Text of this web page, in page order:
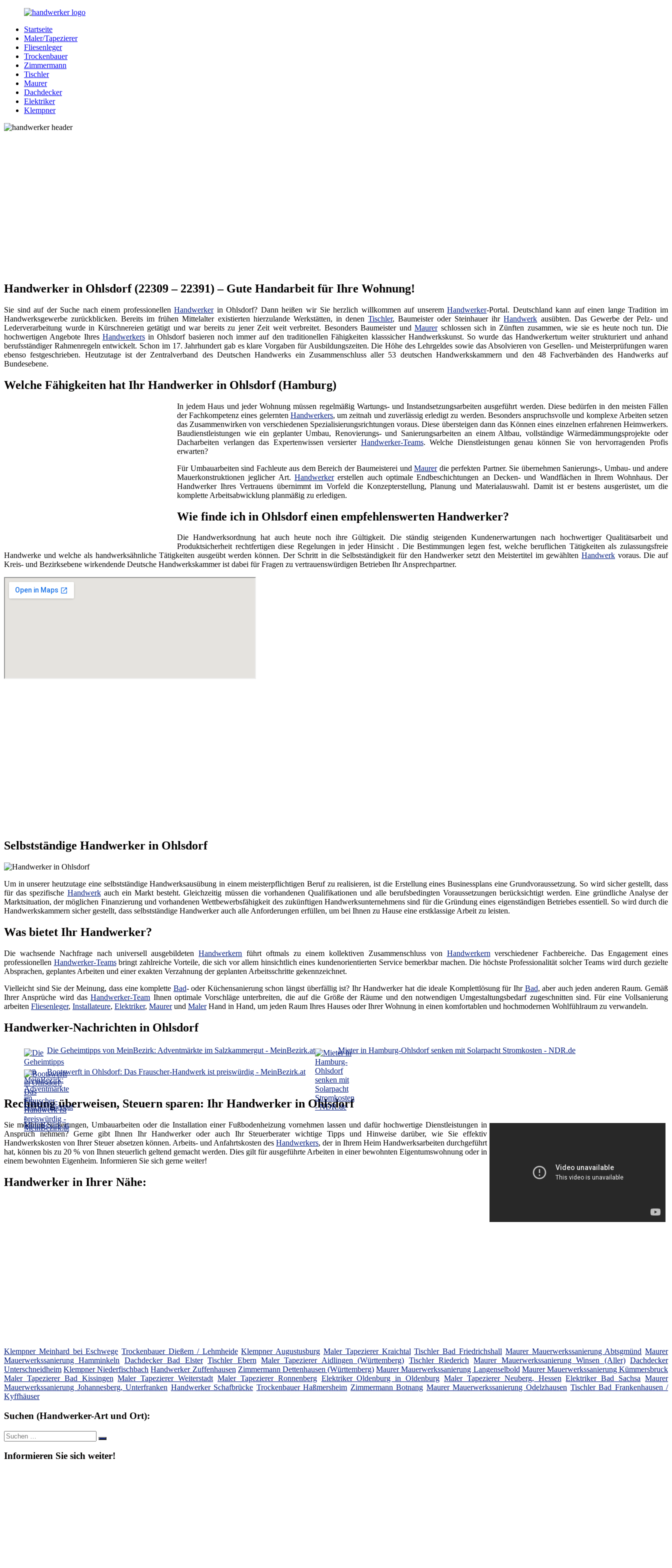
Zurück
Inhalt
Bessere-
Handwerker.de
Handwerker
Ihrer
Nähe
Startseite
Maler/Tapezierer
Fliesenleger
Trockenbauer
Zimmermann
Tischler
Maurer
Dachdecker
Elektriker
Klempner
Handwerker in Ohlsdorf (22309 – 22391) – Gute Handarbeit für Ihre Wohnung!
Sie sind auf der Suche nach einem professionellenHandwerkerin Ohlsdorf? Dann heißen wir Sie herzlich willkommen auf unseremHandwerker-Portal. Deutschland kann auf einen lange Tradition im
Handwerksgewerbe zurückblicken. Bereits im frühen Mittelalter existierten hierzulande Werkstätten, in denen Tischler, Baumeister oder Steinhauer ihrHandwerk ausübten. Das Gewerbe der Pelz- und
Lederverarbeitung wurde in Kürschnereien getätigt und war bereits zu jener Zeit weit verbreitet. Besonders Baumeister und Maurerschlossen sich in Zünften zusammen, wie sie es heute noch tun. Die
hochwertigen Angebote Ihres Handwerkersin Ohlsdorf basieren noch immer auf den traditionellen Fähigkeiten klasssicher Handwerkskunst. So wurde das Handwerkertum weiter strukturiert und anhand
berufsständiger Rahmenregeln entwickelt. Schon im 17. Jahrhundert gab es klare Vorgaben für Ausbildungszeiten. Die Höhe des Lehrgeldes sowie das Absolvieren von Gesellen- und Meisterprüfungen waren
ebenso festgeschrieben. Heutzutage ist der Zentralverband des Deutschen Handwerks ein Zusammenschluss aller 53 deutschen Handwerkskammern und den 48 Fachverbänden des Handwerks auf
Bundesebene.
Welche Fähigkeiten hat Ihr Handwerker in Ohlsdorf (Hamburg)
In jedem Haus und jeder Wohnung müssen regelmäßig Wartungs- und Instandsetzungsarbeiten ausgeführt werden. Diese bedürfen in den meisten Fällen
der Fachkompetenz eines gelernten Handwerkers, um zeitnah und zuverlässig erledigt zu werden. Besonders anspruchsvolle und komplexe Arbeiten setzen
das Zusammenwirken von verschiedenen Spezialisierungsrichtungen voraus. Diese übersteigen dann das Können eines einzelnen erfahrenen Heimwerkers.
Baudienstleistungen wie ein geplanter Umbau, Renovierungs- und Sanierungsarbeiten an einem Altbau, vollständige Wärmedämmungsprojekte oder
Dacharbeiten verlangen das Expertenwissen versierter Handwerker-Teams. Welche Dienstleistungen genau können Sie von hervorragenden Profis
erwarten?
Für Umbauarbeiten sind Fachleute aus dem Bereich der Baumeisterei undMaurerdie perfekten Partner. Sie übernehmen Sanierungs-, Umbau- und andere
Mauerkonstruktionen jeglicher Art. Handwerkererstellen auch optimale Endbeschichtungen an Decken- und Wandflächen in Ihrem Wohnhaus. Der
Handwerker Ihres Vertrauens übernimmt im Vorfeld die Konzepterstellung, Planung und Materialauswahl. Damit ist er bestens ausgerüstet, um die
komplette Arbeitsabwicklung planmäßig zu erledigen.
Wie finde ich in Ohlsdorf einen empfehlenswerten Handwerker?
Die Handwerksordnung hat auch heute noch ihre Gültigkeit. Die ständig steigenden Kundenerwartungen nach hochwertiger Qualitätsarbeit und
Produktsicherheit rechtfertigen diese Regelungen in jeder Hinsicht . Die Bestimmungen legen fest, welche beruflichen Tätigkeiten als zulassungsfreie
Handwerke und welche als handwerksähnliche Tätigkeiten ausgeübt werden können. Der Schritt in die Selbstständigkeit für den Handwerker setzt den Meistertitel im gewähltenHandwerk voraus. Die auf
Kreis- und Bezirksebene wirkendende Deutsche Handwerkskammer ist dabei für Fragen zu vertrauenswürdigen Betrieben Ihr Ansprechpartner.
Selbstständige Handwerker in Ohlsdorf
Um in unserer heutzutage eine selbstständige Handwerksausübung in einem meisterpflichtigen Beruf zu realisieren, ist die Erstellung eines Businessplans eine Grundvoraussetzung. So wird sicher gestellt, dass
für das spezifische Handwerkauch ein Markt besteht. Gleichzeitig müssen die vorhandenen Qualifikationen und alle berufsbedingten Voraussetzungen berücksichtigt werden. Eine gründliche Analyse der
Marktsituation, der möglichen Finanzierung und vorhandenen Wettbewerbsfähigkeit des zukünftigen Handwerksunternehmens sind für die Gründung eines eigenständigen Betriebes essentiell. So wird durch die
Handwerkskammern sicher gestellt, dass selbstständige Handwerker auch alle Anforderungen erfüllen, um bei Ihnen zu Hause eine erstklassige Arbeit zu leisten.
Was bietet Ihr Handwerker?
Die wachsende Nachfrage nach universell ausgebildetenHandwerkern führt oftmals zu einem kollektiven Zusammenschluss von Handwerkern verschiedener Fachbereiche. Das Engagement eines
professionellen Handwerker-Teamsbringt zahlreiche Vorteile, die sich vor allem hinsichtlich eines kundenorientierten Service bemerkbar machen. Die höchste Professionalität solcher Teams wird durch gezielte
Absprachen, geplantes Arbeiten und einer exakten Verzahnung der geplanten Arbeitsschritte gekennzeichnet.
Vielleicht sind Sie der Meinung, dass eine komplette Bad- oder Küchensanierung schon längst überfällig ist? Ihr Handwerker hat die ideale Komplettlösung für Ihr Bad, aber auch jeden anderen Raum. Gemäß
Ihrer Ansprüche wird dasHandwerker-Team Ihnen optimale Vorschläge unterbreiten, die auf die Größe der Räume und den notwendigen Umgestaltungsbedarf zugeschnitten sind. Für eine Vollsanierung
arbeiten Fliesenleger, Installateure, Elektriker, Maurerund MalerHand in Hand, um jeden Raum Ihres Hauses oder Ihrer Wohnung in einen komfortablen und hochmodernen Wohlfühlraum zu verwandeln.
Handwerker-Nachrichten in Ohlsdorf
Die Geheimtipps von MeinBezirk: Adventmärkte im Salzkammergut - MeinBezirk.at Mieter in Hamburg-Ohlsdorf senken mit Solarpacht Stromkosten - NDR.de
Bootswerft in Ohlsdorf: Das Frauscher-Handwerk ist preiswürdig - MeinBezirk.at
Rechnung überweisen, Steuern sparen: Ihr Handwerker in Ohlsdorf
Sie möchten Sanierungen, Umbauarbeiten oder die Installation einer Fußbodenheizung vornehmen lassen und dafür hochwertige Dienstleistungen in
Anspruch nehmen? Gerne gibt Ihnen Ihr Handwerker oder auch Ihr Steuerberater wichtige Tipps und Hinweise darüber, wie Sie effektiv
Handwerkskosten von Ihrer Steuer absetzen können. Arbeits- und Anfahrtskosten desHandwerkers, der in Ihrem Heim Handwerksarbeiten durchgeführt
hat, können bis zu 20 % von Ihnen steuerlich geltend gemacht werden. Dies gilt für ausgeführte Arbeiten in einer bewohnten Eigentumswohnung oder in
einem bewohnten Eigenheim. Informieren Sie sich gerne weiter!
Handwerker in Ihrer Nähe:
Klempner Meinhard bei Eschwege Trockenbauer Dießem / Lehmheide Klempner Augustusburg Maler Tapezierer Kraichtal Tischler Bad Friedrichshall Maurer Mauerwerkssanierung Abtsgmünd Maurer
Mauerwerkssanierung Hamminkeln
Dachdecker Bad Elster Tischler Ebern Maler Tapezierer Aidlingen (Württemberg) Tischler Riederich Maurer Mauerwerkssanierung Winsen (Aller) Dachdecker
Unterschneidheim Klempner Niederfischbach Handwerker Zuffenhausen Zimmermann Dettenhausen (Württemberg) Maurer Mauerwerkssanierung Langenselbold Maurer Mauerwerkssanierung Kümmersbruck
Maler Tapezierer Bad Kissingen Maler Tapezierer Weiterstadt Maler Tapezierer Ronnenberg Elektriker Oldenburg in Oldenburg Maler Tapezierer Neuberg, Hessen Elektriker Bad Sachsa Maurer
Mauerwerkssanierung Johannesberg, Unterfranken Handwerker Schafbrücke Trockenbauer Haßmersheim Zimmermann Botnang Maurer Mauerwerkssanierung Odelzhausen Tischler Bad Frankenhausen /
Kyffhäuser
Suchen (Handwerker-Art und Ort):
Suche
nach:
Suchen
Informieren Sie sich weiter!